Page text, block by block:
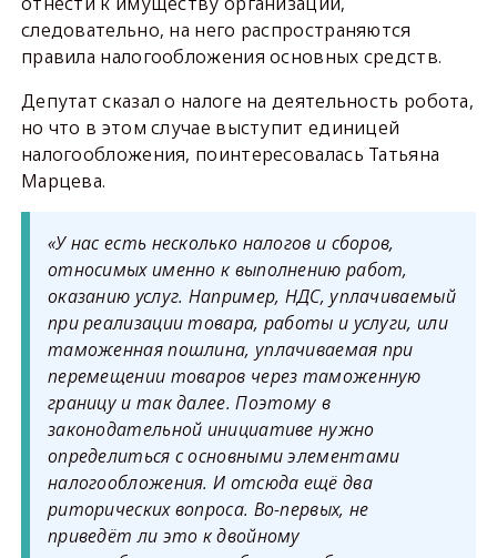
следовательно, на него распространяются
правила налогообложения основных средств.
Депутат сказал о налоге на деятельность робота,
но что в этом случае выступит единицей
налогообложения, поинтересовалась Татьяна
Марцева.
«У нас есть несколько налогов и сборов,
относимых именно к выполнению работ,
оказанию услуг. Например, НДС, уплачиваемый
при реализации товара, работы и услуги, или
таможенная пошлина, уплачиваемая при
перемещении товаров через таможенную
границу и так далее. Поэтому в
законодательной инициативе нужно
определиться с основными элементами
налогообложения. И отсюда ещё два
риторических вопроса. Во-первых, не
приведёт ли это к двойному